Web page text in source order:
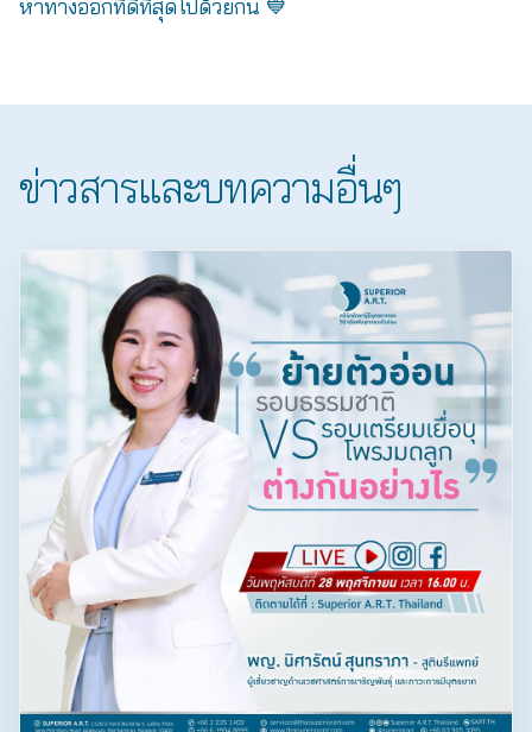
หาทางออกที่ดีที่สุดไปด้วยกัน 💙
ข่าวสารและบทความอื่นๆ